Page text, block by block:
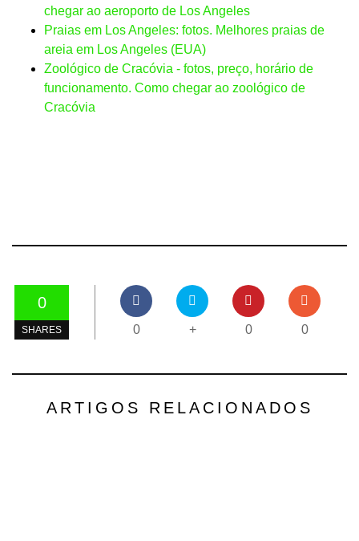
chegar ao aeroporto de Los Angeles
Praias em Los Angeles: fotos. Melhores praias de
areia em Los Angeles (EUA)
Zoológico de Cracóvia - fotos, preço, horário de
funcionamento. Como chegar ao zoológico de
Cracóvia
0
SHARES 0 + 0 0
ARTIGOS RELACIONADOS